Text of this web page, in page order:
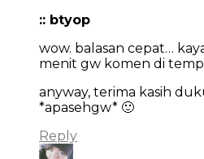
:: btyop
wow. balasan cepat…
menit gw komen di
anyway, terima kasih
*apasehgw* 🙂
Reply